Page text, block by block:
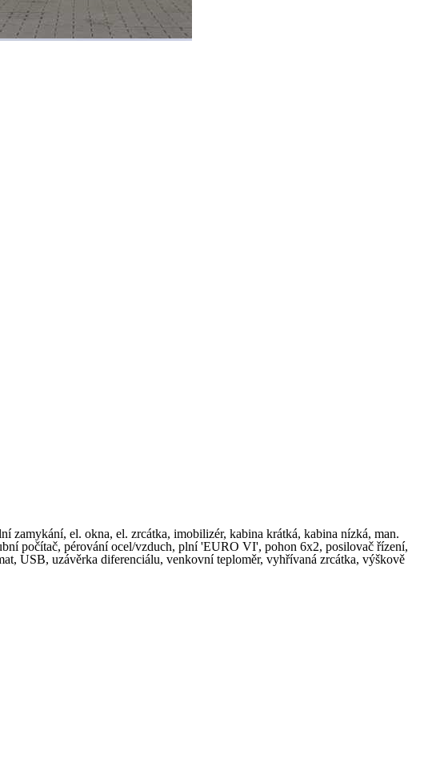
el. okna, el. zrcátka, imobilizér, kabina krátká, kabina nízká, man.
počítač, pérování ocel/vzduch, plní 'EURO VI', pohon 6x2, posilovač řízení,
USB, uzávěrka diferenciálu, venkovní teploměr, vyhřívaná zrcátka, výškově